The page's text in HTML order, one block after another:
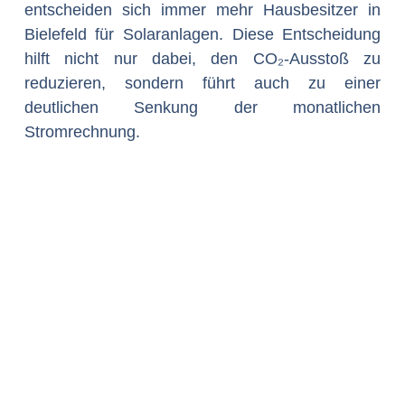
entscheiden sich immer mehr Hausbesitzer in
Bielefeld für Solaranlagen. Diese Entscheidung
hilft nicht nur dabei, den CO₂-Ausstoß zu
reduzieren, sondern führt auch zu einer
deutlichen Senkung der monatlichen
Stromrechnung.